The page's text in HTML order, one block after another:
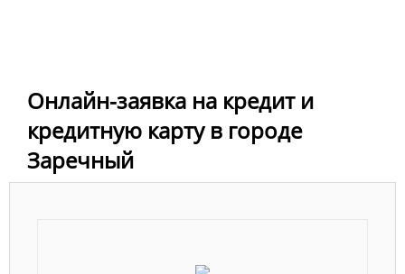
Онлайн-заявка на кредит и
кредитную карту в городе
Заречный